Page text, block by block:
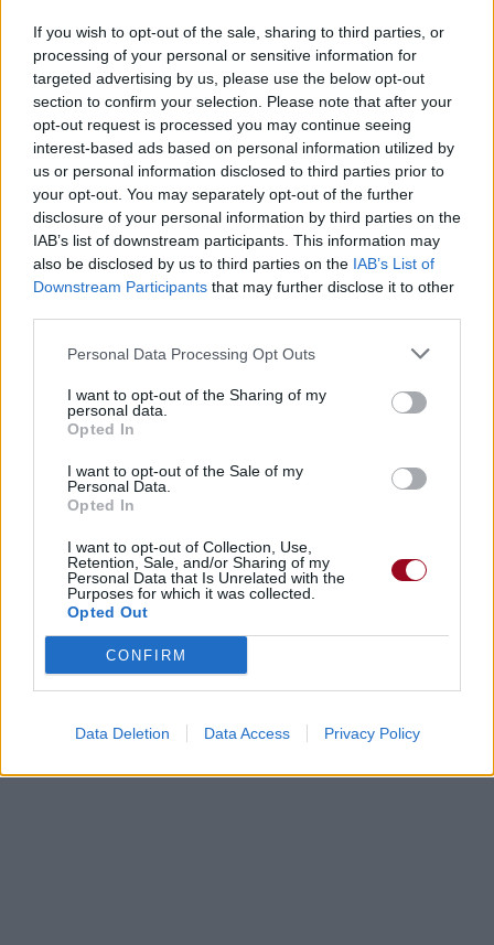
If you wish to opt-out of the sale, sharing to third parties, or
processing of your personal or sensitive information for
targeted advertising by us, please use the below opt-out
section to confirm your selection. Please note that after your
opt-out request is processed you may continue seeing
interest-based ads based on personal information utilized by
us or personal information disclosed to third parties prior to
your opt-out. You may separately opt-out of the further
disclosure of your personal information by third parties on the
IAB’s list of downstream participants. This information may
also be disclosed by us to third parties on the IAB’s List of
Downstream Participants that may further disclose it to other
Personal Data Processing Opt Outs
I want to opt-out of the Sharing of my
personal data.
Opted In
I want to opt-out of the Sale of my
Personal Data.
Opted In
I want to opt-out of Collection, Use,
Retention, Sale, and/or Sharing of my
Personal Data that Is Unrelated with the
Purposes for which it was collected.
Opted Out
CONFIRM
Data Deletion Data Access Privacy Policy